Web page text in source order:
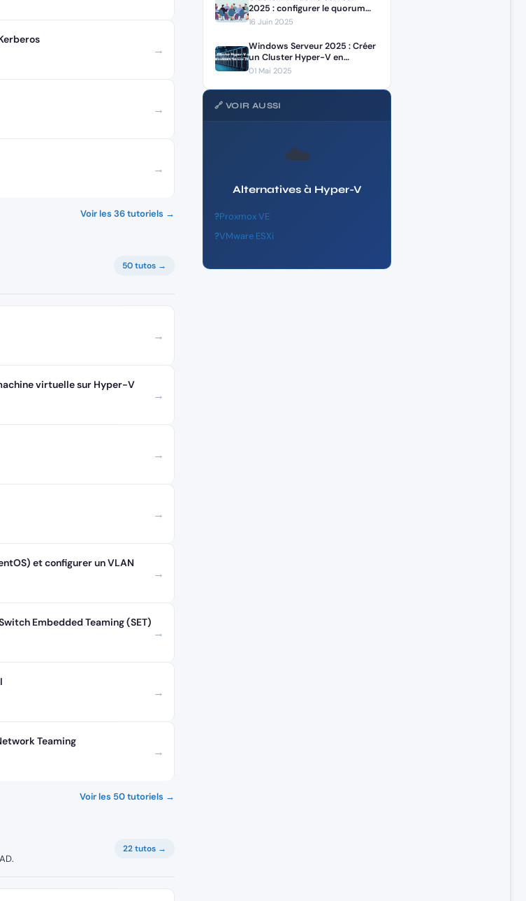
→
→
→
Voir les 36 tutoriels →
50 tutos →
→
virtuelle sur Hyper-V
→
→
→
et configurer un VLAN
→
Embedded Teaming (SET)
→
→
Teaming
→
Voir les 50 tutoriels →
22 tutos →
2025 : configurer le quorum
avec un disque de témoin
16 Juin 2025
Windows Serveur 2025 : Créer
un Cluster Hyper-V en
Workgroup
01 Mai 2025
🔗 VOIR AUSSI
☁️
Alternatives à Hyper-V
Proxmox VE
VMware ESXi